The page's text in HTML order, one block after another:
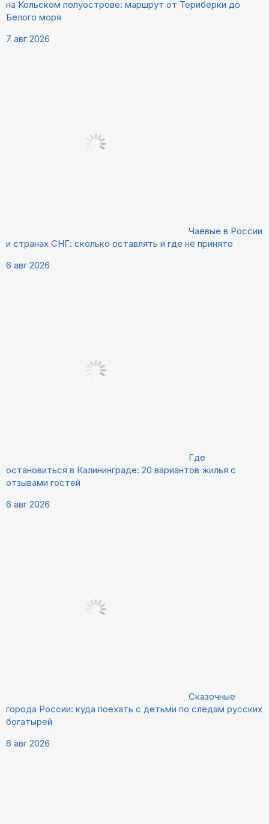
на Кольском полуострове: маршрут от Териберки до
Белого моря
7 авг 2026
Чаевые в России
и странах СНГ: сколько оставлять и где не принято
6 авг 2026
Где
остановиться в Калининграде: 20 вариантов жилья с
отзывами гостей
6 авг 2026
Сказочные
города России: куда поехать с детьми по следам русских
богатырей
6 авг 2026